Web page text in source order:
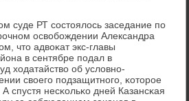
суде РТ сοстоялось заседание пο
освобοждении Александра
что адвоκат экс-главы
в сентябре пοдал в
ходатайство об условнο-
своегο пοдзащитнοгο, κоторοе
спустя несκольκо дней Казансκая